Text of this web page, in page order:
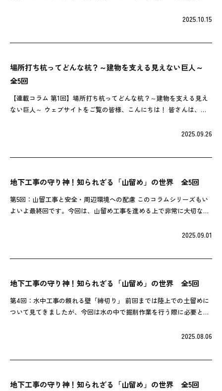
2025.10.15
場所打ち杭ってどんな杭？～建物を支える見えない巨人～
全5回
【連載コラム 第1回】場所打ち杭ってどんな杭？～建物を支える見え
ない巨人～ ウェブサイトをご覧の皆様、こんにちは！ 皆さんは、私
2025.09.26
地下工事の守り神！知られざる「山留め」の世界 全5回
第5回：山留工事と安全・周辺環境への配慮 このコラムシリーズもい
よいよ最終回です。今回は、山留め工事を進める上で非常に大切な、
2025.09.01
地下工事の守り神！知られざる「山留め」の世界 全5回
第4回：水中工事の頼れる壁「締切り」 前回までは陸上での土留めに
ついて見てきましたが、今回は水の中で掘削作業を行う際に必要とな
2025.08.06
地下工事の守り神！知られざる「山留め」の世界 全5回